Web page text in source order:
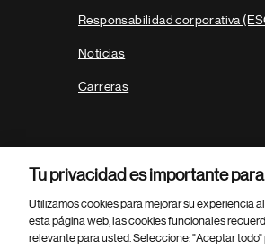
Responsabilidad corporativa
Noticias
Carreras
Parte
© 2026 Novartis AG
Tu privacidad es importante
Utilizamos cookies para mejorar su experiencia
esta página web, las cookies funcionales
relevante para usted. Seleccione: "Aceptar